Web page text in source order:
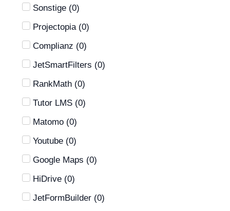
Sonstige (0)
Projectopia (0)
Complianz (0)
JetSmartFilters (0)
RankMath (0)
Tutor LMS (0)
Matomo (0)
Youtube (0)
Google Maps (0)
HiDrive (0)
JetFormBuilder (0)